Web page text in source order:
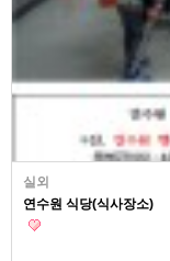
실외
연수원 식당(식사장소)